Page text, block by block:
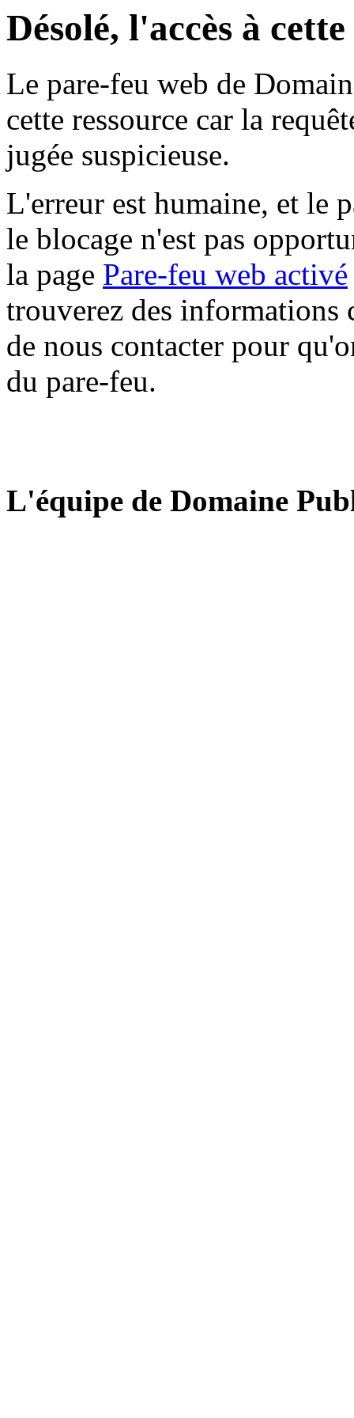
Désolé, l'accès à
Le pare-feu web de
cette ressource car la
jugée suspicieuse.
L'erreur est humaine, et le
le blocage n'est pas
la page Pare-feu web activé
trouverez des informations
de nous contacter pour
du pare-feu.
L'équipe de Domaine